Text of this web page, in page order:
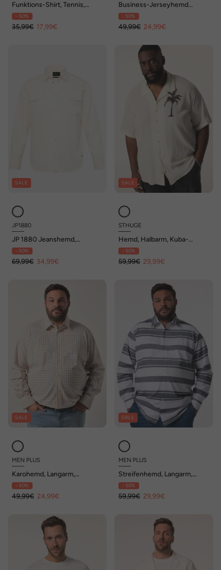
Funktions-Shirt, Tennis,
Halbarm, Kontraststreifen,
QuickDry, bis 7 XL
- 50%
35,99€ 17,99€
Business-Jerseyhemd
FLEXLASTIC®, Halbarm,
Kentkragen, Modern Fit, bis 8
XL
- 50%
49,99€ 24,99€
SALE
JP1880
JP 1880 Jeanshemd,
Langarm, Kentkragen,
Modern Fit, bis 8 XL
- 50%
69,99€ 34,99€
SALE
STHUGE
Hemd, Halbarm, Kuba-
Kragen, Palmenmotiv,
kastiger Fit, bis 8 XL
- 50%
59,99€ 29,99€
SALE
MEN PLUS
Karohemd, Langarm,
Kentkragen, Comfort Fit, bis
8 XL
- 50%
49,99€ 24,99€
SALE
MEN PLUS
Streifenhemd, Langarm,
Kentkragen, Comfort Fit, bis
8 XL
- 50%
59,99€ 29,99€